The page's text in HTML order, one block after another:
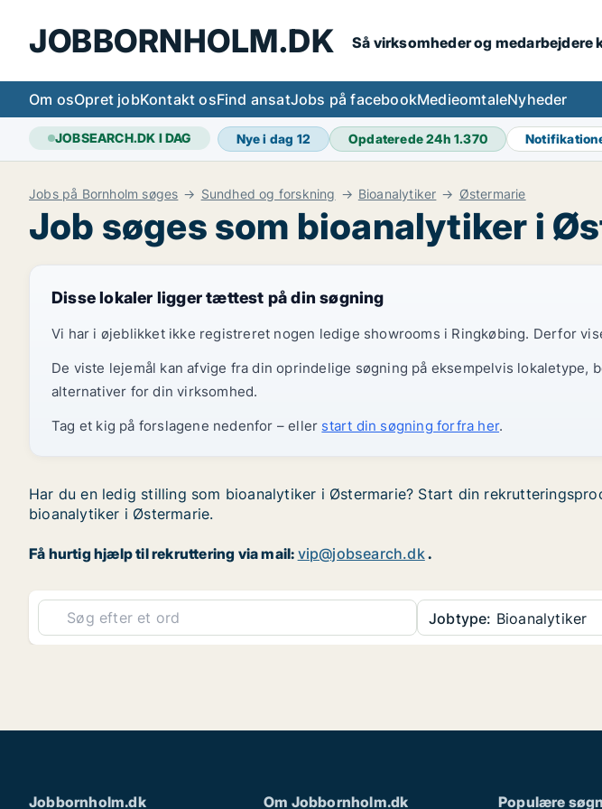
JOBBORNHOLM.DK Så virksomheder og
Om osOpret jobKontakt osFind ansatJobs på facebookMedieomtaleNyheder
JOBSEARCH.DK I DAG Nye i dag 12 Opdaterede 24h1.370
Jobs på Bornholm søges Sundhed og forskning Bioanalytiker Østermarie
Job søges som bioanalytiker i
Disse lokaler ligger tættest på din søgning
Vi har i øjeblikket ikke registreret nogen ledige showrooms i Ringkøbing. Derfor
De viste lejemål kan afvige fra din oprindelige søgning på eksempelvis
alternativer for din virksomhed.
Tag et kig på forslagene nedenfor – eller start din søgning forfra her.
Har du en ledig stilling som bioanalytiker i Østermarie? Start din
bioanalytiker i Østermarie.
Få hurtig hjælp til rekruttering via mail: vip@jobsearch.dk.
Jobtype: Bioanalytiker
Jobbornholm.dk Om Jobbornholm.dk Populære